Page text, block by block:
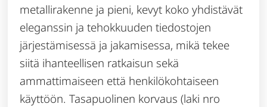
metallirakenne ja pieni, kevyt koko yhdistävät
eleganssin ja tehokkuuden tiedostojen
järjestämisessä ja jakamisessa, mikä tekee
siitä ihanteellisen ratkaisun sekä
ammattimaiseen että henkilökohtaiseen
käyttöön. Tasapuolinen korvaus (laki nro